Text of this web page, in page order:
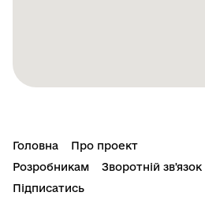
Головна
Про проект
Розробникам
Зворотній зв'язок
Підписатись